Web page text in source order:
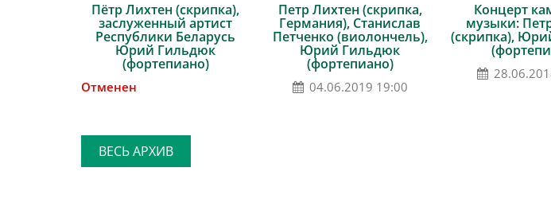
Пётр Лихтен (скрипка),
заслуженный артист
Республики Беларусь
Юрий Гильдюк
(фортепиано)
Отменен
Петр Лихтен (скрипка,
Германия), Станислав
Петченко (виолончель),
Юрий Гильдюк
(фортепиано)
04.06.2019 19:00
Концерт
музыки:
(скрипка),
ВЕСЬ АРХИВ